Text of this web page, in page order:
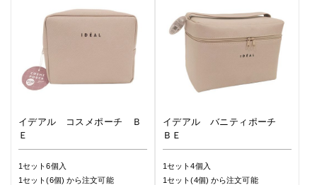
イデアル コスメポーチ Ｂ
Ｅ
1セット6個入
1セット(6個) から注文可能
イデアル バニティポーチ
ＢＥ
1セット4個入
1セット(4個) から注文可能